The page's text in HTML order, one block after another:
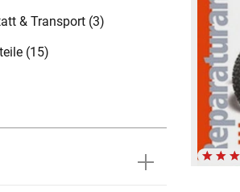
& Transport (3)
(15)